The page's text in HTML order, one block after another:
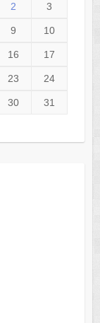
2 3
9 10
16 17
23 24
30
31